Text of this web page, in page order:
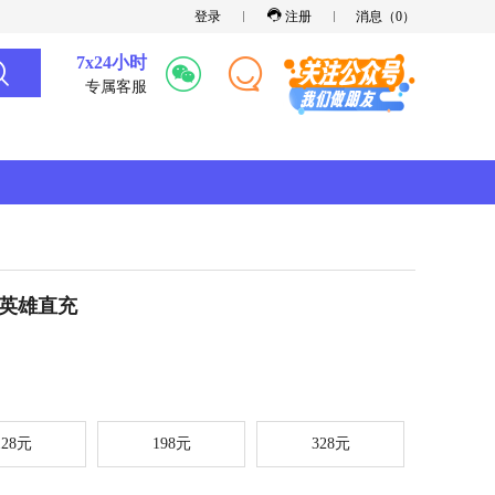
登录 注册 消息（0）
7x24小时
专属客服
雄直充
元 198元 328元